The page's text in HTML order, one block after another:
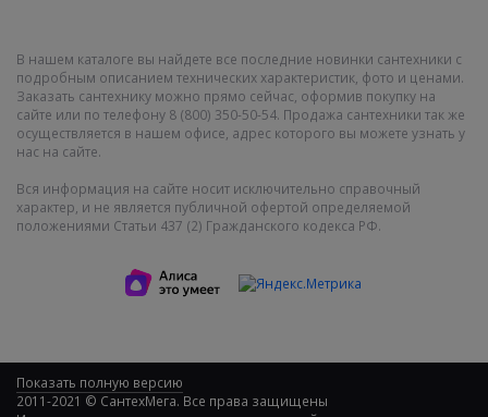
В нашем каталоге вы найдете все последние новинки сантехники с
подробным описанием технических характеристик, фото и ценами.
Заказать сантехнику можно прямо сейчас, оформив покупку на
сайте или по телефону 8 (800) 350-50-54. Продажа сантехники так же
осуществляется в нашем офисе, адрес которого вы можете узнать у
нас на сайте.
Вся информация на сайте носит исключительно справочный
характер, и не является публичной офертой определяемой
положениями Статьи 437 (2) Гражданского кодекса РФ.
Показать полную версию
2011-2021 © СантехМега. Все права защищены